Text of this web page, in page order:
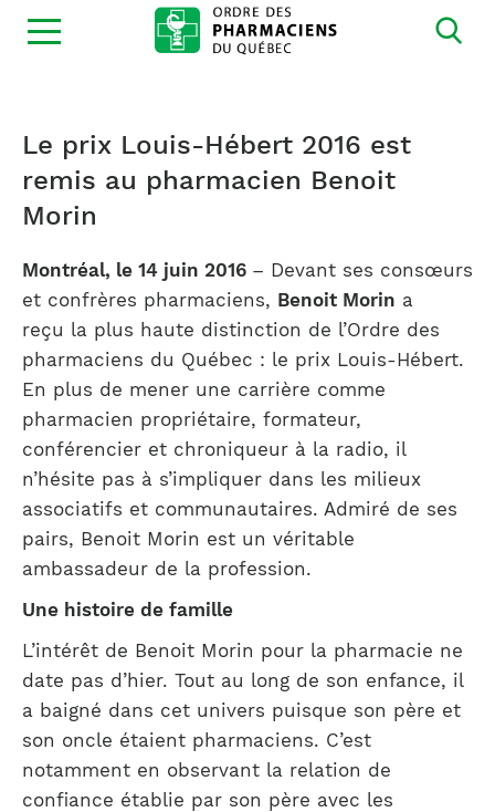
Ouvrir
la
Le prix Louis-Hébert 2016 est
remis au pharmacien Benoit
Morin
Montréal, le 14 juin 2016 – Devant ses consœurs
et confrères pharmaciens, Benoit Morin a
reçu la plus haute distinction de l’Ordre des
pharmaciens du Québec : le prix Louis-Hébert.
En plus de mener une carrière comme
pharmacien propriétaire, formateur,
conférencier et chroniqueur à la radio, il
n’hésite pas à s’impliquer dans les milieux
associatifs et communautaires. Admiré de ses
pairs, Benoit Morin est un véritable
ambassadeur de la profession.
Une histoire de famille
L’intérêt de Benoit Morin pour la pharmacie ne
date pas d’hier. Tout au long de son enfance, il
a baigné dans cet univers puisque son père et
son oncle étaient pharmaciens. C’est
notamment en observant la relation de
confiance établie par son père avec les